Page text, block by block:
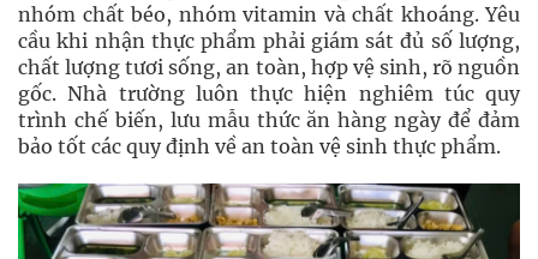
nhóm chất béo, nhóm vitamin và chất khoáng. Yêu
cầu khi nhận thực phẩm phải giám sát đủ số lượng,
chất lượng tươi sống, an toàn, hợp vệ sinh, rõ nguồn
gốc. Nhà trường luôn thực hiện nghiêm túc quy
trình chế biến, lưu mẫu thức ăn hàng ngày để đảm
bảo tốt các quy định về an toàn vệ sinh thực phẩm.